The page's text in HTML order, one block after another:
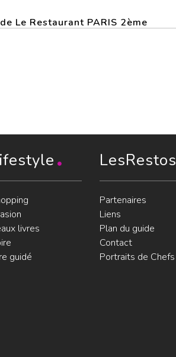
Le Restaurant PARIS 2ème
livres
guidé
LesRestos
Partenaires
Liens
Plan du guide
Contact
Portraits de Chefs